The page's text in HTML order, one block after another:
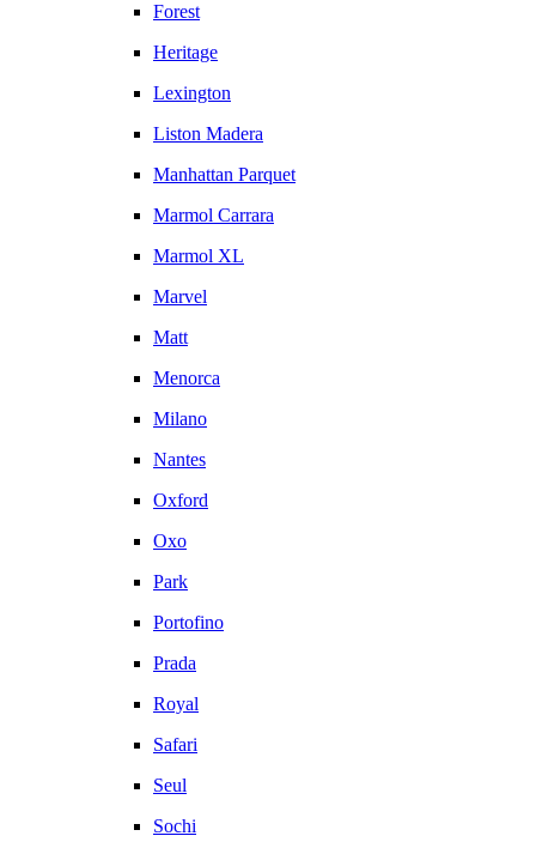
Forest
Heritage
Lexington
Liston Madera
Manhattan Parquet
Marmol Carrara
Marmol XL
Marvel
Matt
Menorca
Milano
Nantes
Oxford
Oxo
Park
Portofino
Prada
Royal
Safari
Seul
Sochi